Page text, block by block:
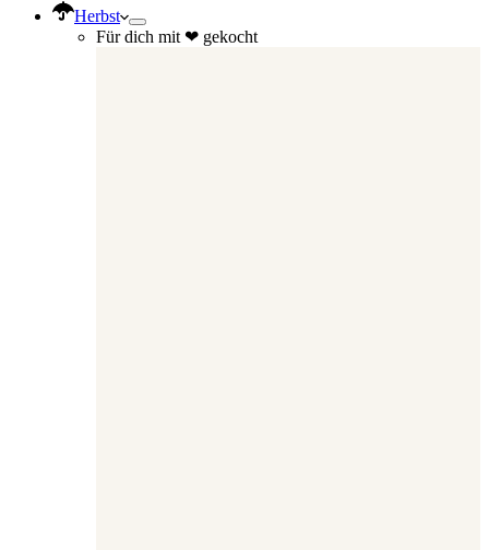
Herbst
Für dich mit ❤ gekocht